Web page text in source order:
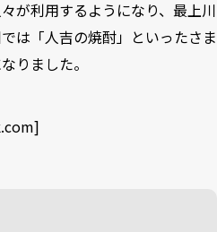
が利用するようになり、最上川
は「人吉の焼酎」といったさま
りました。
]